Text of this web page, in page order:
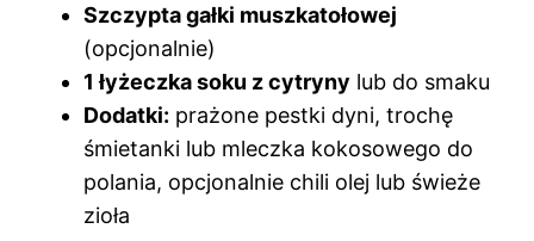
Szczypta gałki muszkatołowej
(opcjonalnie)
1 łyżeczka soku z cytryny lub do smaku
Dodatki: prażone pestki dyni, trochę
śmietanki lub mleczka kokosowego do
polania, opcjonalnie chili olej lub świeże
zioła